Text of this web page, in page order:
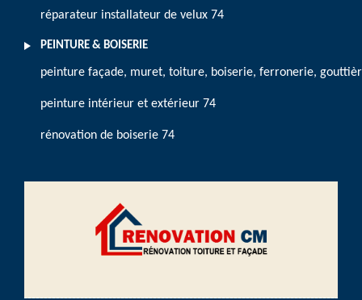
réparateur installateur de velux 74
PEINTURE & BOISERIE
peinture façade, muret, toiture, boiserie, ferronerie,
peinture intérieur et extérieur 74
rénovation de boiserie 74